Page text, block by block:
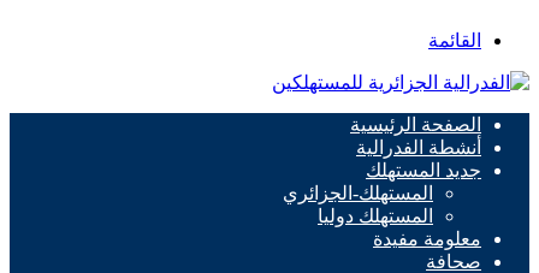
القائمة
الصفحة الرئيسية
أنشطة الفدرالية
جديد المستهلك
المستهلك-الجزائري
المستهلك دوليا
معلومة مفيدة
صحافة